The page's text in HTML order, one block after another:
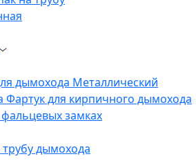
дымохода Металлический
Фартук для кирпичного дымохода
замках
дымохода